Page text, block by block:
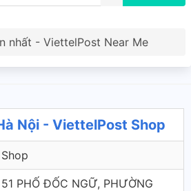
nhất - ViettelPost Near Me
Nội - ViettelPost Shop
Shop
51 PHỐ ĐỐC NGỮ, PHƯỜNG